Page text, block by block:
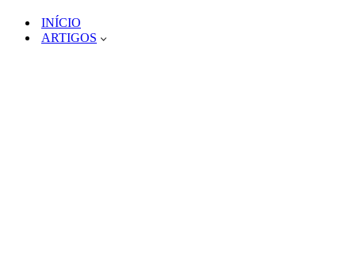
INÍCIO
ARTIGOS